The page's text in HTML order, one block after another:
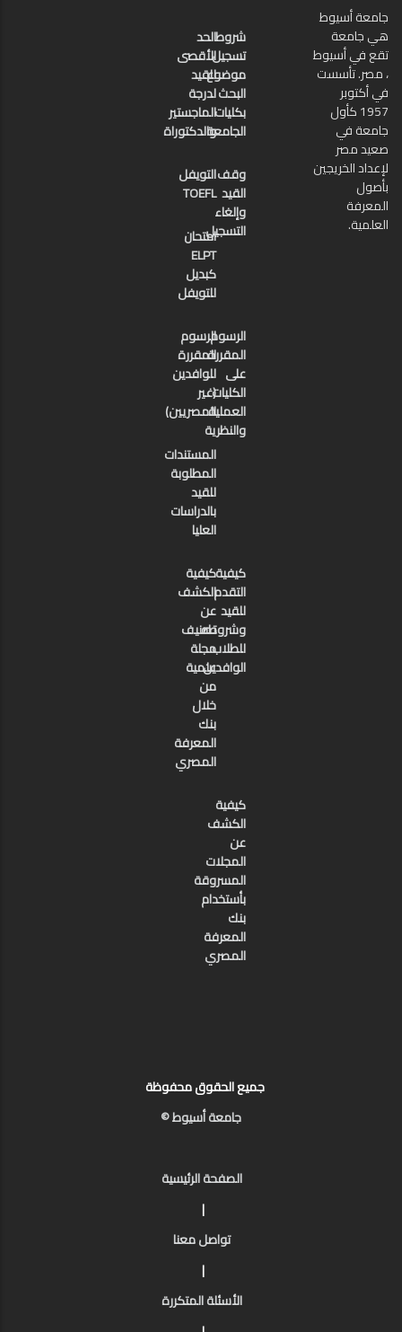
جامعة أسيوط
هي جامعة
تقع في أسيوط
، مصر. تأسست
في أكتوبر
1957 كأول
جامعة في
صعيد مصر
لإعداد الخريجين
بأصول
المعرفة
العلمية.
شروط
تسجيل
موضوع
البحث
بكليات
الجامعة
الحد
الأقصى
للقيد
لدرجة
الماجستير
والدكتوراة
وقف
القيد
وإلغاء
التسجيل
التويفل
TOEFL
امتحان
ELPT
كبديل
للتويفل
الرسوم
المقررة
على
الكليات
العملية
والنظرية
الرسوم
المقررة
للوافدين
(غير
المصريين)
المستندات
المطلوبة
للقيد
بالدراسات
العليا
كيفية
التقدم
للقيد
وشروطه
للطلاب
الوافدين
كيفية
الكشف
عن
تصنيف
مجلة
علمية
من
خلال
بنك
المعرفة
المصري
كيفية
الكشف
عن
المجلات
المسروقة
بأستخدام
بنك
المعرفة
المصري
جميع الحقوق محفوظة
جامعة أسيوط ©
الصفحة الرئيسية
|
تواصل معنا
|
الأسئلة المتكررة